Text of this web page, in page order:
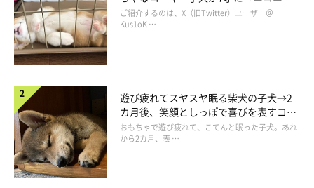
ナデナデ♡
@shiba.mufu
コ“コーギースマイル”が魅力のコに成
長！
ご紹介するのは、X（旧Twitter）ユーザー＠
Kus1oK …
遊び疲れてスヤスヤ眠る柴犬の子犬→2
カ月後、笑顔としっぽで喜びを表すコに
成長！
おもちゃで遊び疲れて、こてんと眠った子犬。あれ
から2カ月、表 …